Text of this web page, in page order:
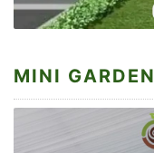
MINI GARDEN